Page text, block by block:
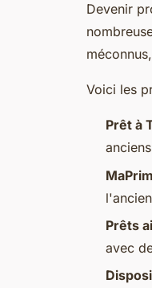
Devenir
Voici les
Prêt à
Prêts
avec